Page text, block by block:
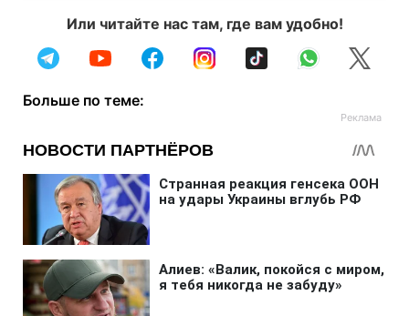
Или читайте нас там, где вам удобно!
Больше по теме: